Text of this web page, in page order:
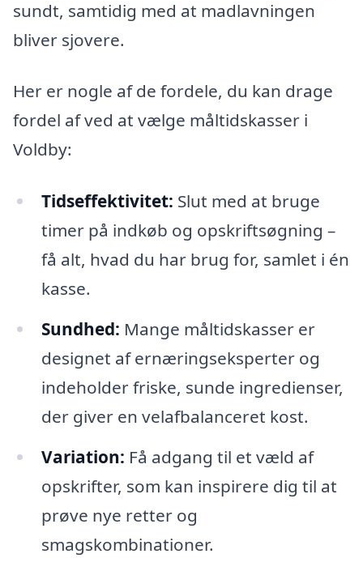
sundt, samtidig med at madlavningen
bliver sjovere.
Her er nogle af de fordele, du kan drage
fordel af ved at vælge måltidskasser i
Voldby:
Tidseffektivitet: Slut med at bruge
timer på indkøb og opskriftsøgning –
få alt, hvad du har brug for, samlet i én
kasse.
Sundhed: Mange måltidskasser er
designet af ernæringseksperter og
indeholder friske, sunde ingredienser,
der giver en velafbalanceret kost.
Variation: Få adgang til et væld af
opskrifter, som kan inspirere dig til at
prøve nye retter og
smagskombinationer.